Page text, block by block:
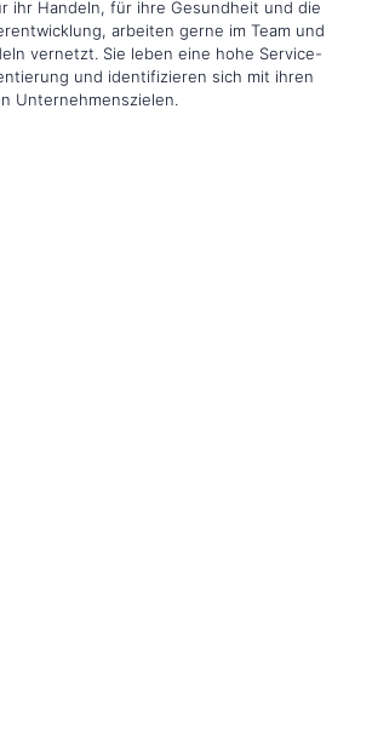
ihr Handeln, für ihre Gesundheit und die
arbeiten gerne im Team und
vernetzt. Sie leben eine hohe Service-
und identifizieren sich mit ihren
Unternehmenszielen.